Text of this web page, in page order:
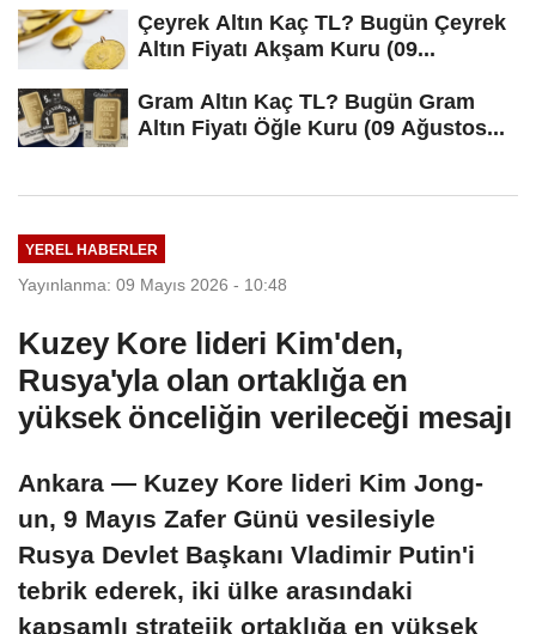
Çeyrek Altın Kaç TL? Bugün Çeyrek
Altın Fiyatı Akşam Kuru (09...
Gram Altın Kaç TL? Bugün Gram
Altın Fiyatı Öğle Kuru (09 Ağustos...
YEREL HABERLER
Yayınlanma: 09 Mayıs 2026 - 10:48
Kuzey Kore lideri Kim'den,
Rusya'yla olan ortaklığa en
yüksek önceliğin verileceği mesajı
Ankara — Kuzey Kore lideri Kim Jong-
un, 9 Mayıs Zafer Günü vesilesiyle
Rusya Devlet Başkanı Vladimir Putin'i
tebrik ederek, iki ülke arasındaki
kapsamlı stratejik ortaklığa en yüksek